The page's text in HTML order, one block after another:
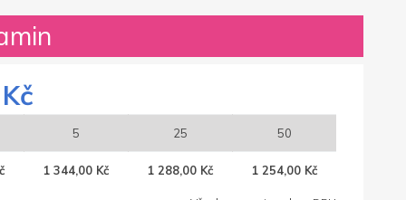
5 25 50
1 344,00 Kč 1 288,00 Kč 1 254,00 Kč